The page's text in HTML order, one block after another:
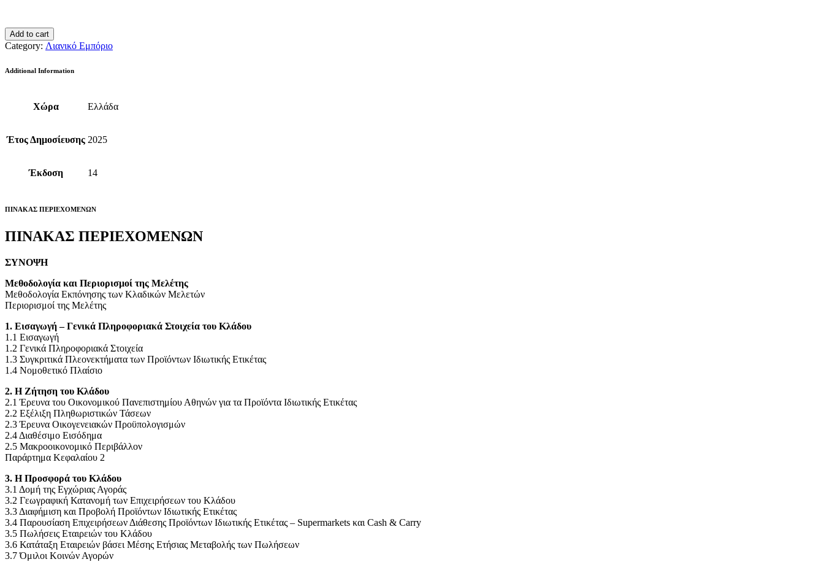
Add to cart
Category: Λιανικό Εμπόριο
Additional Information
Χώρα Ελλάδα
Έτος Δημοσίευσης 2025
Έκδοση 14
ΠΙΝΑΚΑΣ ΠΕΡΙΕΧΟΜΕΝΩΝ
ΠΙΝΑΚΑΣ ΠΕΡΙΕΧΟΜΕΝΩΝ
ΣΥΝΟΨΗ
Μεθοδολογία και Περιορισμοί της Μελέτης
Μεθοδολογία Εκπόνησης των Κλαδικών Μελετών
Περιορισμοί της Μελέτης
1. Εισαγωγή – Γενικά Πληροφοριακά Στοιχεία του Κλάδου
1.1 Εισαγωγή
1.2 Γενικά Πληροφοριακά Στοιχεία
1.3 Συγκριτικά Πλεονεκτήματα των Προϊόντων Ιδιωτικής Ετικέτας
1.4 Νομοθετικό Πλαίσιο
2. Η Ζήτηση του Κλάδου
2.1 Έρευνα του Οικονομικού Πανεπιστημίου Αθηνών για τα Προϊόντα Ιδιωτικής Ετικέτας
2.2 Εξέλιξη Πληθωριστικών Τάσεων
2.3 Έρευνα Οικογενειακών Προϋπολογισμών
2.4 Διαθέσιμο Εισόδημα
2.5 Μακροοικονομικό Περιβάλλον
Παράρτημα Κεφαλαίου 2
3. Η Προσφορά του Κλάδου
3.1 Δομή της Εγχώριας Αγοράς
3.2 Γεωγραφική Κατανομή των Επιχειρήσεων του Κλάδου
3.3 Διαφήμιση και Προβολή Προϊόντων Ιδιωτικής Ετικέτας
3.4 Παρουσίαση Επιχειρήσεων Διάθεσης Προϊόντων Ιδιωτικής Ετικέτας – Supermarkets και Cash & Carry
3.5 Πωλήσεις Εταιρειών του Κλάδου
3.6 Κατάταξη Εταιρειών βάσει Μέσης Ετήσιας Μεταβολής των Πωλήσεων
3.7 Όμιλοι Κοινών Αγορών